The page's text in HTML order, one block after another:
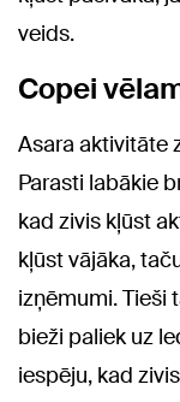
veids.
Copei
Asara aktivitāte
Parasti labākie
kad zivis kļūst
kļūst vājāka,
izņēmumi. Tieši
bieži paliek uz
iespēju, kad